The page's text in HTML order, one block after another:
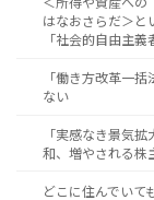
はなおさらだ＞と
「社会的自由主
「働き方改革一
ない
「実感なき景気
和、増やされる株
どこに住んでいて